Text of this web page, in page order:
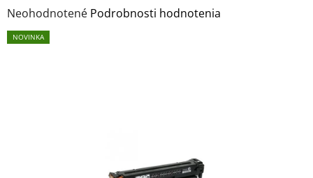
Priemerné
hodnotenie
Neohodnotené Podrobnosti hodnotenia
NOVINKA